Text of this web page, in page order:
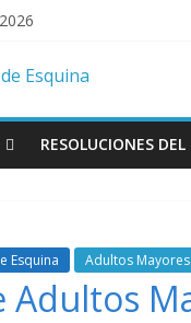
RESOLUCIONES
Esquina Adultos Mayores
Adultos